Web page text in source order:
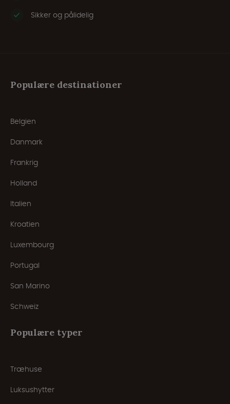
Sikker og pålidelig
Populære destinationer
Belgien
Danmark
Frankrig
Holland
Italien
Kroatien
Luxembourg
Portugal
San Marino
Schweiz
Populære typer
Træhuse
Luksushytter